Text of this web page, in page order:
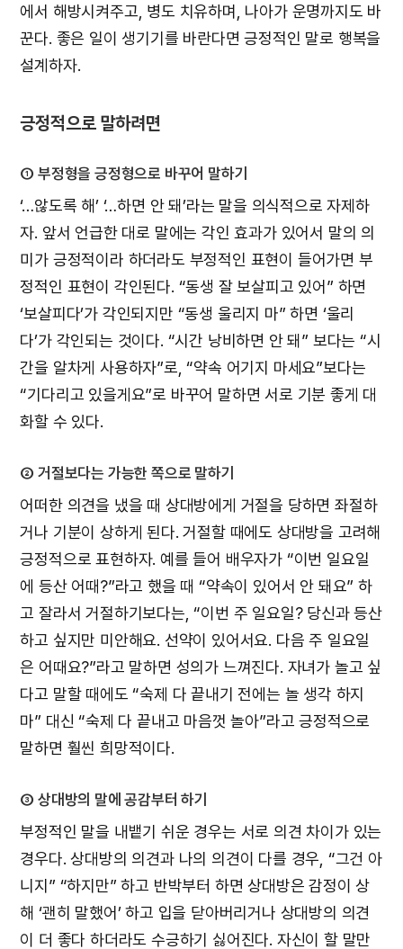
에서 해방시켜주고, 병도 치유하며, 나아가 운명까지도 바
꾼다. 좋은 일이 생기기를 바란다면 긍정적인 말로 행복을
설계하자.
긍정적으로 말하려면
① 부정형을 긍정형으로 바꾸어 말하기
‘…않도록 해’ ‘…하면 안 돼’라는 말을 의식적으로 자제하
자. 앞서 언급한 대로 말에는 각인 효과가 있어서 말의 의
미가 긍정적이라 하더라도 부정적인 표현이 들어가면 부
정적인 표현이 각인된다. “동생 잘 보살피고 있어” 하면
‘보살피다’가 각인되지만 “동생 울리지 마” 하면 ‘울리
다’가 각인되는 것이다. “시간 낭비하면 안 돼” 보다는 “시
간을 알차게 사용하자”로, “약속 어기지 마세요”보다는
“기다리고 있을게요”로 바꾸어 말하면 서로 기분 좋게 대
화할 수 있다.
② 거절보다는 가능한 쪽으로 말하기
어떠한 의견을 냈을 때 상대방에게 거절을 당하면 좌절하
거나 기분이 상하게 된다. 거절할 때에도 상대방을 고려해
긍정적으로 표현하자. 예를 들어 배우자가 “이번 일요일
에 등산 어때?”라고 했을 때 “약속이 있어서 안 돼요” 하
고 잘라서 거절하기보다는, “이번 주 일요일? 당신과 등산
하고 싶지만 미안해요. 선약이 있어서요. 다음 주 일요일
은 어때요?”라고 말하면 성의가 느껴진다. 자녀가 놀고 싶
다고 말할 때에도 “숙제 다 끝내기 전에는 놀 생각 하지
마” 대신 “숙제 다 끝내고 마음껏 놀아”라고 긍정적으로
말하면 훨씬 희망적이다.
③ 상대방의 말에 공감부터 하기
부정적인 말을 내뱉기 쉬운 경우는 서로 의견 차이가 있는
경우다. 상대방의 의견과 나의 의견이 다를 경우, “그건 아
니지” “하지만” 하고 반박부터 하면 상대방은 감정이 상
해 ‘괜히 말했어’ 하고 입을 닫아버리거나 상대방의 의견
이 더 좋다 하더라도 수긍하기 싫어진다. 자신이 할 말만